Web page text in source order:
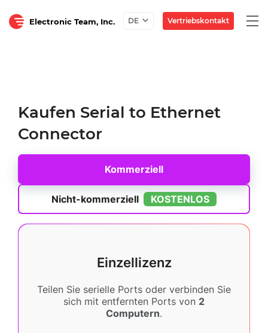
Electronic Team, Inc. DE Vertriebskontakt
Kaufen Serial to Ethernet
Connector
Kommerziell
Nicht-kommerziell KOSTENLOS
Einzellizenz
Teilen Sie serielle Ports oder verbinden Sie
sich mit entfernten Ports von 2
Computern.